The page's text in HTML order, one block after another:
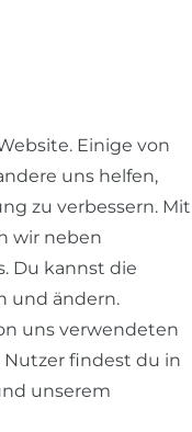
AGB
Widerrufs­recht
Einige von
uns helfen,
zu verbessern. Mit
wir neben
Du kannst die
und ändern.
uns verwendeten
Nutzer findest du in
unserem